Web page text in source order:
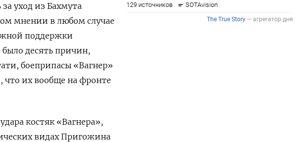
уход из Бахмута
мнении в любом случае
поддержки
десять причин,
боеприпасы «Вагнер»
что их вообще на фронте
костяк «Вагнера»,
видах Пригожина